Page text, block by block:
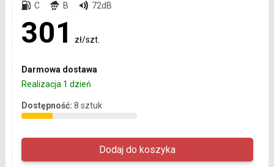
C B 72dB
301 zł/szt.
Darmowa dostawa
Realizacja 1 dzień
Dostępność: 8 sztuk